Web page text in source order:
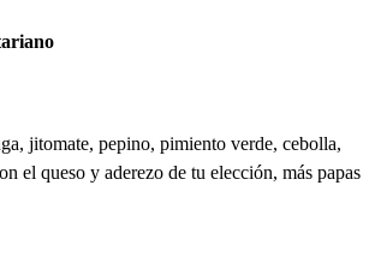
jitomate, pepino, pimiento verde, cebolla,
el queso y aderezo de tu elección, más papas